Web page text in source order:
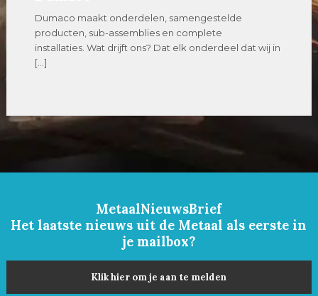
Dumaco maakt onderdelen, samengestelde
producten, sub-assemblies en complete
installaties. Wat drijft ons? Dat elk onderdeel dat wij in
[…]
MetaalNieuwsBrief
Het laatste nieuws uit de Metaal als eerste in
je mailbox?
Klik hier om je aan te melden